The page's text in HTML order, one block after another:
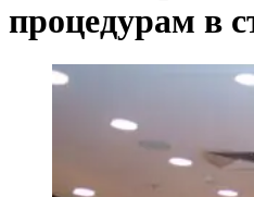
процедурам в